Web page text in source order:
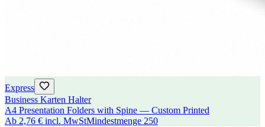
Express
Business Karten Halter
A4 Presentation Folders with Spine — Custom Printed
Ab 2,76 € incl. MwStMindestmenge 250